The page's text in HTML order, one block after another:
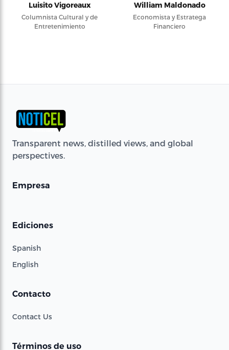
Luisito Vigoreaux
Columnista Cultural y de
Entretenimiento
William Maldonado
Economista y Estratega
Financiero
Transparent news, distilled views, and global
perspectives.
Empresa
Ediciones
Spanish
English
Contacto
Contact Us
Términos de uso